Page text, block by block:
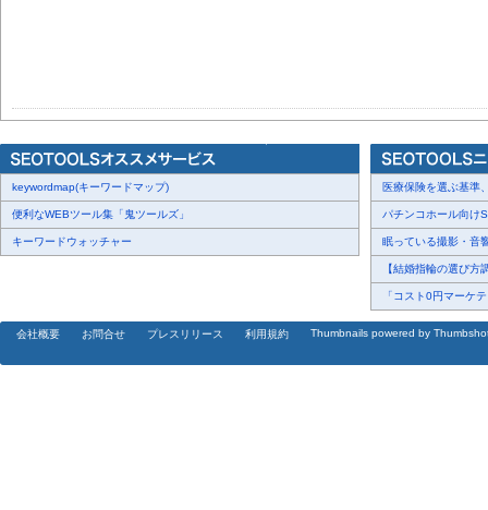
keywordmap(キーワードマップ)
便利なWEBツール集「鬼ツールズ」
キーワードウォッチャー
医療保険を選ぶ基準
パチンコホール向け
眠っている撮影・音
【結婚指輪の選び方
「コスト0円マーケ
会社概要 お問合せ プレスリリース 利用規約 Thumbnails powered by